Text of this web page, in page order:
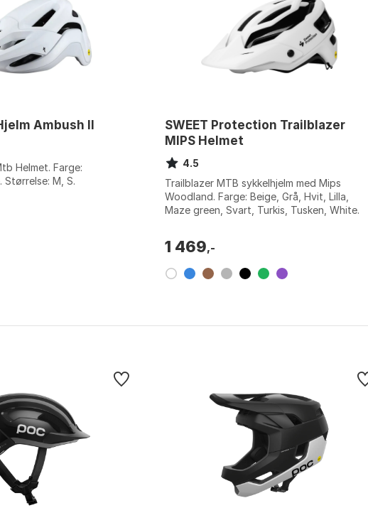
Ambush II
Helmet. Farge:
Størrelse: M, S.
SWEET Protection Trailblazer
MIPS Helmet
4.5
Trailblazer MTB sykkelhjelm med Mips
Woodland. Farge: Beige, Grå, Hvit, Lilla,
Maze green, Svart, Turkis, Tusken, White.
1 469,-